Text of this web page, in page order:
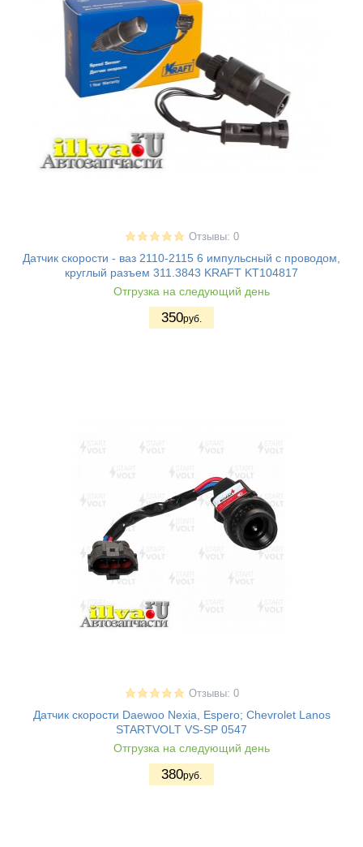
Отзывы: 0
Датчик скорости - ваз 2110-2115 6 импульсный с проводом,
круглый разъем 311.3843 KRAFT KT104817
Отгрузка на следующий день
350руб.
Отзывы: 0
Датчик скорости Daewoo Nexia, Espero; Chevrolet Lanos
STARTVOLT VS-SP 0547
Отгрузка на следующий день
380руб.